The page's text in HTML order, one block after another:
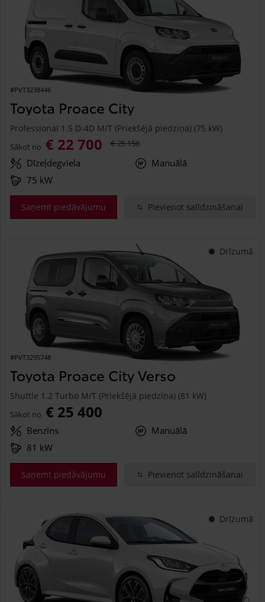
#PVT3238446
Toyota Proace City
Professional 1.5 D-4D M/T (Priekšējā piedziņa) (75 kW)
Sākot no € 22 700 € 25 150
Dīzeļdegviela
Manuālā
75 kW
Saņemt piedāvājumu Pievienot salīdzināšanai
Drīzumā
#PVT3295748
Toyota Proace City Verso
Shuttle 1.2 Turbo M/T (Priekšējā piedziņa) (81 kW)
Sākot no € 25 400
Benzīns
Manuālā
81 kW
Saņemt piedāvājumu Pievienot salīdzināšanai
Drīzumā